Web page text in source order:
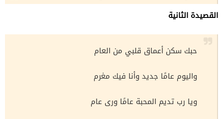
القصيدة الثانية
حبك سكن أعماق قلبي من العام
واليوم عامًا جديد وأنا فيك مغرم
ويا رب تديم المحبة عامًا ورى عام